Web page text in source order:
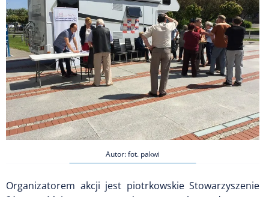
Autor: fot. pakwi
Organizatorem akcji jest piotrkowskie Stowarzyszenie